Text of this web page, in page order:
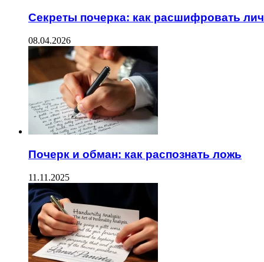
Секреты почерка: как расшифровать
08.04.2026
Почерк и обман: как распознать ложь
11.11.2025